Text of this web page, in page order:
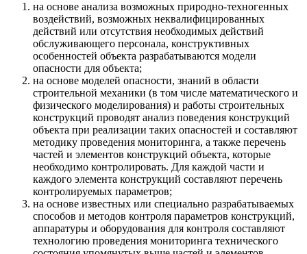
на основе анализа возможных природно-техногенных
воздействий, возможных неквалифицированных
действий или отсутствия необходимых действий
обслуживающего персонала, конструктивных
особенностей объекта разрабатываются модели
опасности для объекта;
на основе моделей опасности, знаний в области
строительной механики (в том числе математического и
физического моделирования) и работы строительных
конструкций проводят анализ поведения конструкций
объекта при реализации таких опасностей и составляют
методику проведения мониторинга, а также перечень
частей и элементов конструкций объекта, которые
необходимо контролировать. Для каждой части и
каждого элемента конструкций составляют перечень
контролируемых параметров;
на основе известных или специально разрабатываемых
способов и методов контроля параметров конструкций,
аппаратуры и оборудования для контроля составляют
технологию проведения мониторинга технического